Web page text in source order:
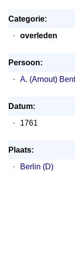
Categorie:
·
overleden
Persoon:
·
A. (Arnout)
Datum:
·
1761
Plaats:
·
Berlin (D)